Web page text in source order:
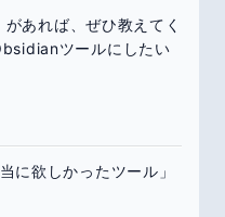
あれば、ぜひ教えてく
ツールにしたい
に欲しかったツール」